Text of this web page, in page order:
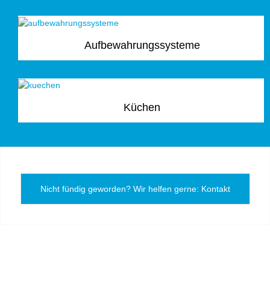
Aufbewahrungssysteme
Küchen
Nicht fündig geworden? Wir helfen gerne: Kontakt